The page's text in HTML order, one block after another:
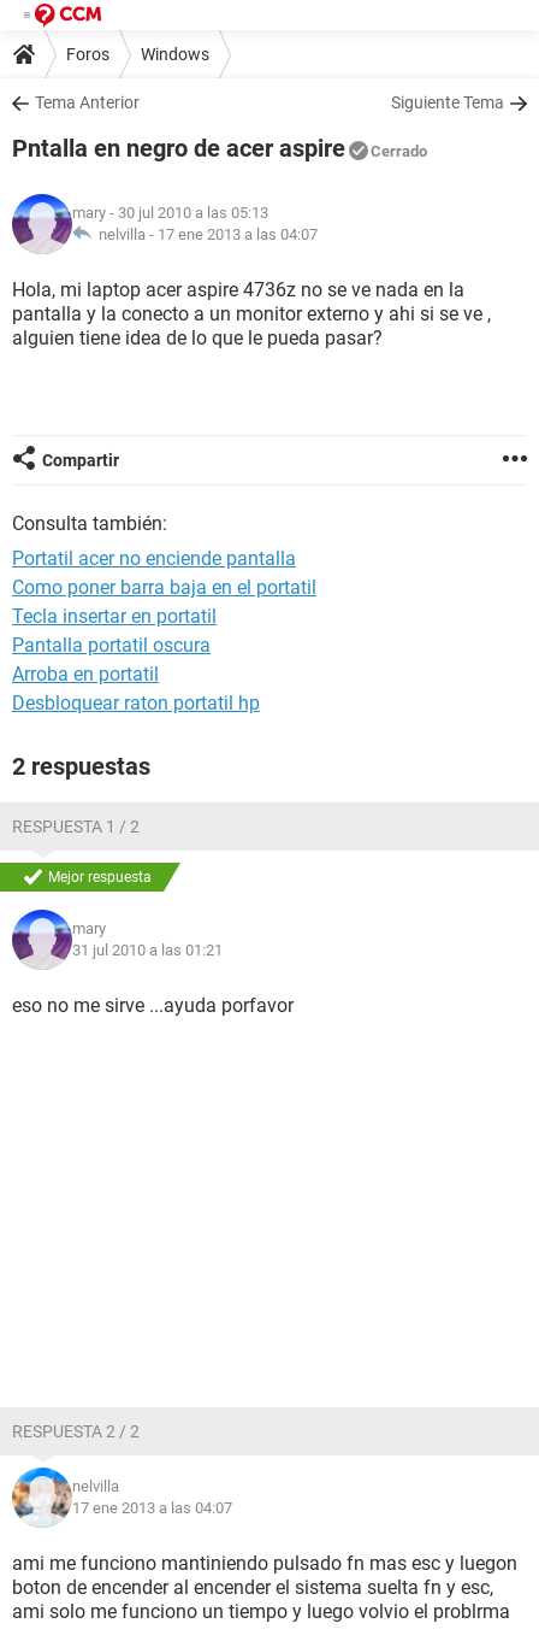
Foros Windows
Tema Anterior Siguiente Tema
Pntalla en negro de acer aspire Cerrado
mary - 30 jul 2010 a las 05:13
nelvilla - 17 ene 2013 a las 04:07
Hola, mi laptop acer aspire 4736z no se ve nada en la
pantalla y la conecto a un monitor externo y ahi si se ve ,
alguien tiene idea de lo que le pueda pasar?
Compartir
Consulta también:
Portatil acer no enciende pantalla
Como poner barra baja en el portatil
Tecla insertar en portatil
Pantalla portatil oscura
Arroba en portatil
Desbloquear raton portatil hp
2 respuestas
RESPUESTA 1 / 2
Mejor respuesta
mary
31 jul 2010 a las 01:21
eso no me sirve ...ayuda porfavor
RESPUESTA 2 / 2
nelvilla
17 ene 2013 a las 04:07
ami me funciono mantiniendo pulsado fn mas esc y luegon
boton de encender al encender el sistema suelta fn y esc,
ami solo me funciono un tiempo y luego volvio el problrma